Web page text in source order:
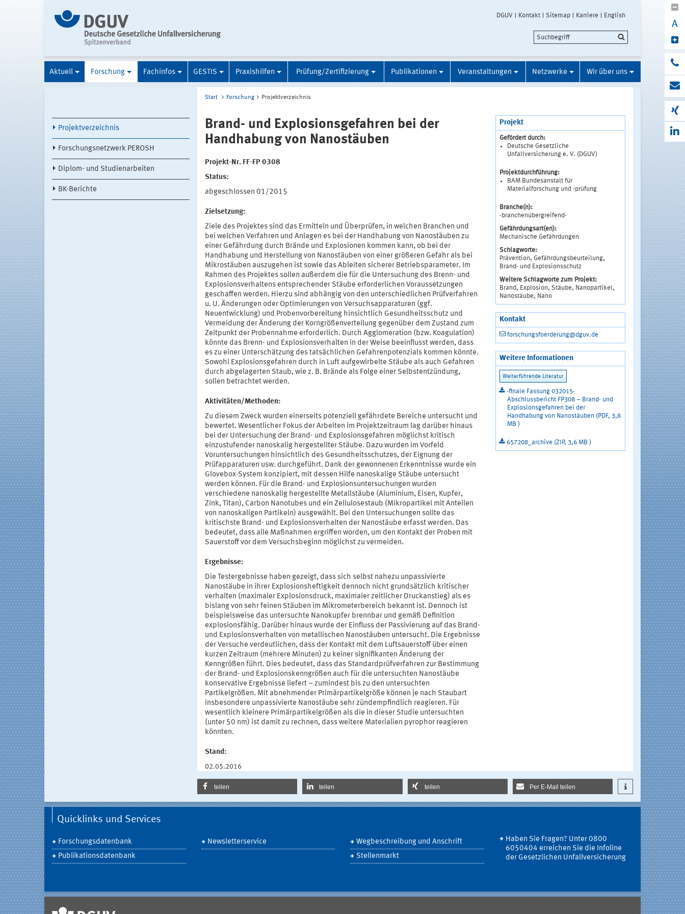
DGUV Kontakt Sitemap Karriere English
A
Aktuell Forschung Fachinfos GESTIS Praxishilfen Prüfung/Zertifizierung Publikationen Veranstaltungen Netzwerke Wir über uns
Projektverzeichnis
Forschungsnetzwerk PEROSH
Diplom- und Studienarbeiten
BK-Berichte
Start Forschung Projektverzeichnis
Brand- und Explosionsgefahren bei der
Handhabung von Nanostäuben
Projekt-Nr. FF-FP 0308
Status:
abgeschlossen 01/2015
Zielsetzung:
Ziele des Projektes sind das Ermitteln und Überprüfen, in welchen Branchen und
bei welchen Verfahren und Anlagen es bei der Handhabung von Nanostäuben zu
einer Gefährdung durch Brände und Explosionen kommen kann, ob bei der
Handhabung und Herstellung von Nanostäuben von einer größeren Gefahr als bei
Mikrostäuben auszugehen ist sowie das Ableiten sicherer Betriebsparameter. Im
Rahmen des Projektes sollen außerdem die für die Untersuchung des Brenn- und
Explosionsverhaltens entsprechender Stäube erforderlichen Voraussetzungen
geschaffen werden. Hierzu sind abhängig von den unterschiedlichen Prüfverfahren
u. U. Änderungen oder Optimierungen von Versuchsapparaturen (ggf.
Neuentwicklung) und Probenvorbereitung hinsichtlich Gesundheitsschutz und
Vermeidung der Änderung der Korngrößenverteilung gegenüber dem Zustand zum
Zeitpunkt der Probennahme erforderlich. Durch Agglomeration (bzw. Koagulation)
könnte das Brenn- und Explosionsverhalten in der Weise beeinflusst werden, dass
es zu einer Unterschätzung des tatsächlichen Gefahrenpotenzials kommen könnte.
Sowohl Explosionsgefahren durch in Luft aufgewirbelte Stäube als auch Gefahren
durch abgelagerten Staub, wie z. B. Brände als Folge einer Selbstentzündung,
sollen betrachtet werden.
Aktivitäten/Methoden:
Zu diesem Zweck wurden einerseits potenziell gefährdete Bereiche untersucht und
bewertet. Wesentlicher Fokus der Arbeiten im Projektzeitraum lag darüber hinaus
bei der Untersuchung der Brand- und Explosionsgefahren möglichst kritisch
einzustufender nanoskalig hergestellter Stäube. Dazu wurden im Vorfeld
Voruntersuchungen hinsichtlich des Gesundheitsschutzes, der Eignung der
Prüfapparaturen usw. durchgeführt. Dank der gewonnenen Erkenntnisse wurde ein
Glovebox-System konzipiert, mit dessen Hilfe nanoskalige Stäube untersucht
werden können. Für die Brand- und Explosionsuntersuchungen wurden
verschiedene nanoskalig hergestellte Metallstäube (Aluminium, Eisen, Kupfer,
Zink, Titan), Carbon Nanotubes und ein Zellulosestaub (Mikropartikel mit Anteilen
von nanoskaligen Partikeln) ausgewählt. Bei den Untersuchungen sollte das
kritischste Brand- und Explosionsverhalten der Nanostäube erfasst werden. Das
bedeutet, dass alle Maßnahmen ergriffen worden, um den Kontakt der Proben mit
Sauerstoff vor dem Versuchsbeginn möglichst zu vermeiden.
Ergebnisse:
Die Testergebnisse haben gezeigt, dass sich selbst nahezu unpassivierte
Nanostäube in ihrer Explosionsheftigkeit dennoch nicht grundsätzlich kritischer
verhalten (maximaler Explosionsdruck, maximaler zeitlicher Druckanstieg) als es
bislang von sehr feinen Stäuben im Mikrometerbereich bekannt ist. Dennoch ist
beispielsweise das untersuchte Nanokupfer brennbar und gemäß Definition
explosionsfähig. Darüber hinaus wurde der Einfluss der Passivierung auf das Brand-
und Explosionsverhalten von metallischen Nanostäuben untersucht. Die Ergebnisse
der Versuche verdeutlichen, dass der Kontakt mit dem Luftsauerstoff über einen
kurzen Zeitraum (mehrere Minuten) zu keiner signifikanten Änderung der
Kenngrößen führt. Dies bedeutet, dass das Standardprüfverfahren zur Bestimmung
der Brand- und Explosionskenngrößen auch für die untersuchten Nanostäube
konservative Ergebnisse liefert – zumindest bis zu den untersuchten
Partikelgrößen. Mit abnehmender Primärpartikelgröße können je nach Staubart
insbesondere unpassivierte Nanostäube sehr zündempfindlich reagieren. Für
wesentlich kleinere Primärpartikelgrößen als die in dieser Studie untersuchten
(unter 50 nm) ist damit zu rechnen, dass weitere Materialien pyrophor reagieren
könnten.
Stand:
02.05.2016
Projekt
Gefördert durch:
Deutsche Gesetzliche
Unfallversicherung e. V. (DGUV)
Projektdurchführung:
BAM Bundesanstalt für
Materialforschung und -prüfung
Branche(n):
-branchenübergreifend-
Gefährdungsart(en):
Mechanische Gefährdungen
Schlagworte:
Prävention, Gefährdungsbeurteilung,
Brand- und Explosionsschutz
Weitere Schlagworte zum Projekt:
Brand, Explosion, Stäube, Nanopartikel,
Nanostäube, Nano
Kontakt
forschungsfoerderung@dguv.de
Weitere Informationen
-finale Fassung 032015-
Abschlussbericht FP308 – Brand- und
Explosionsgefahren bei der
Handhabung von Nanostäuben (PDF, 3,8
MB )
657208_archive (ZIP, 3,6 MB )
teilen teilen teilen Per E-Mail teilen
Quicklinks und Services
Forschungsdatenbank
Publikationsdatenbank
Newsletterservice
Wegbeschreibung und Anschrift
Stellenmarkt
Haben Sie Fragen? Unter 0800
6050404 erreichen Sie die Infoline
der Gesetzlichen Unfallversicherung